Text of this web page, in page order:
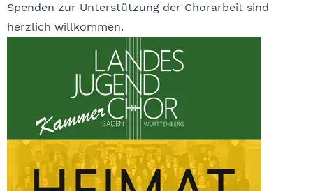
Spenden zur Unterstützung der Chorarbeit sind
herzlich willkommen.